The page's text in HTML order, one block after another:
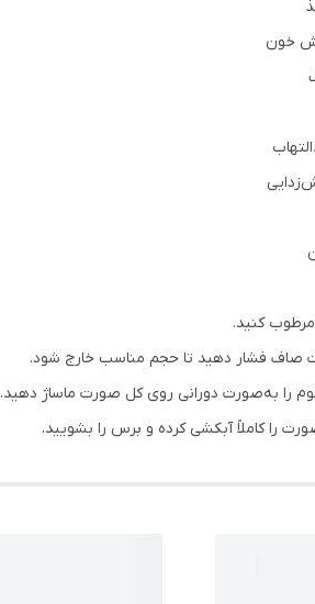
خون
کنید.
صاف فشار دهید تا حجم مناسب خارج شود.
را به‌صورت دورانی روی کل صورت ماساژ دهید.
را کاملاً آبکشی کرده و برس را بشویید.